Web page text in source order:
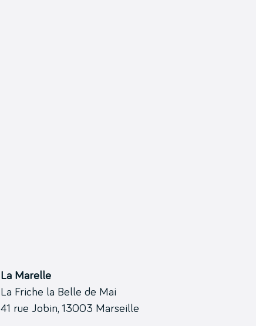
La Marelle
La Friche la Belle de Mai
41 rue Jobin, 13003 Marseille